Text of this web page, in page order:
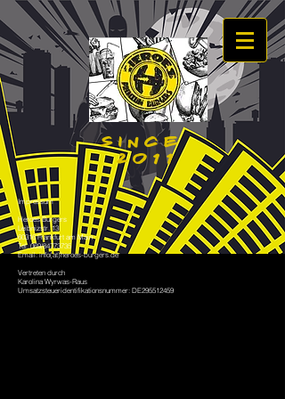
SINCE
2011
Impressum
Heroes Burgers
Leibnizstr. 13
60316 Frankfurt am Main
Tel. 069/84773735
Email: info(at)heroes-burgers.de
Vertreten durch
Karolina Wyrwas-Raus
Umsatzsteueridentifikationsnummer: DE295512459